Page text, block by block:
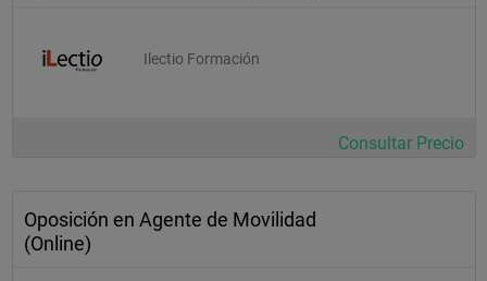
Ilectio Formación
Consultar Precio
Oposición en Agente de Movilidad
(Online)